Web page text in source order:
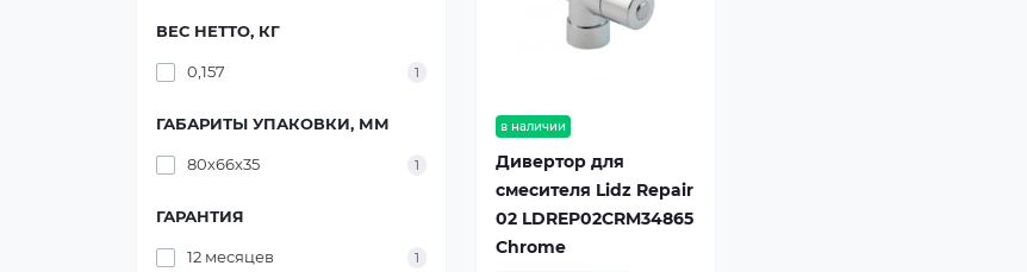
ВЕС НЕТТО, КГ
0,157 1
ГАБАРИТЫ УПАКОВКИ, ММ
80х66х35 1
ГАРАНТИЯ
12 месяцев 1
в наличии
Дивертор для
смесителя Lidz Repair
02 LDREP02CRM34865
Chrome